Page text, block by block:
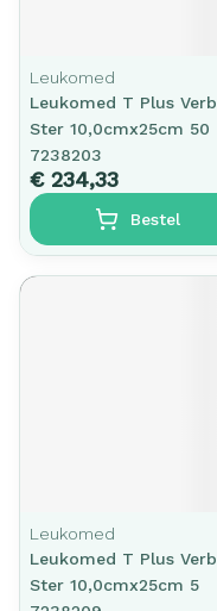
Leukomed
Leukomed T Plus Verb
Ster 10,0cmx25cm 50
7238203
€ 234,33
Bestel
Leukomed
Leukomed T Plus Verb
Ster 10,0cmx25cm 5